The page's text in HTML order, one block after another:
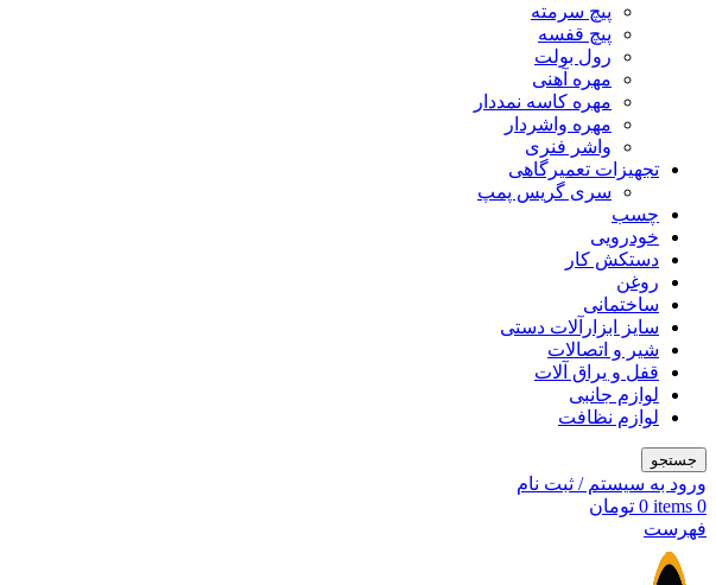
پیچ سرمته
پیچ قفسه
رول بولت
مهره آهنی
مهره کاسه نمددار
مهره واشردار
واشر فنری
تجهیزات تعمیرگاهی
سری گریس پمپ
چسب
خودرویی
دستکش کار
روغن
ساختمانی
سایز ابزارآلات دستی
شیر و اتصالات
قفل و یراق آلات
لوازم جانبی
لوازم نظافت
جستجو
ورود به سیستم / ثبت نام
0
items
0 تومان
فهرست